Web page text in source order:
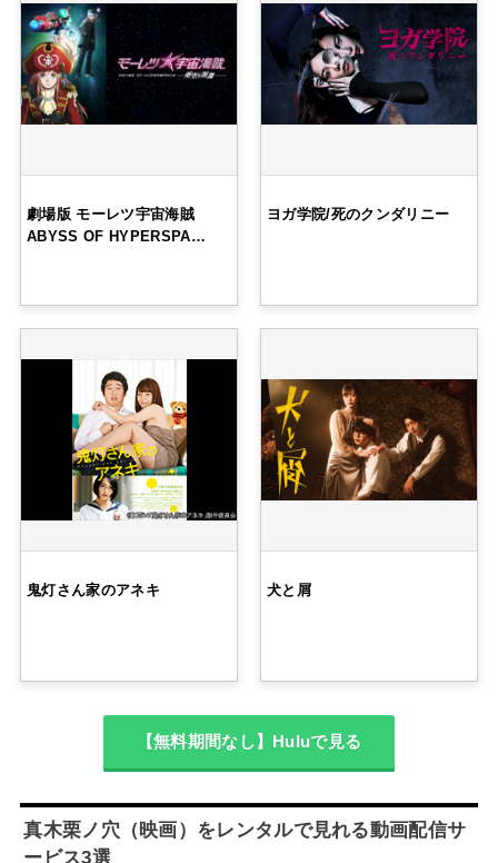
劇場版 モーレツ宇宙海賊
ABYSS OF HYPERSPA…
ヨガ学院/死のクンダリニー
鬼灯さん家のアネキ 犬と屑
【無料期間なし】Huluで見る
真木栗ノ穴（映画）をレンタルで見れる動画配信サ
ービス3選